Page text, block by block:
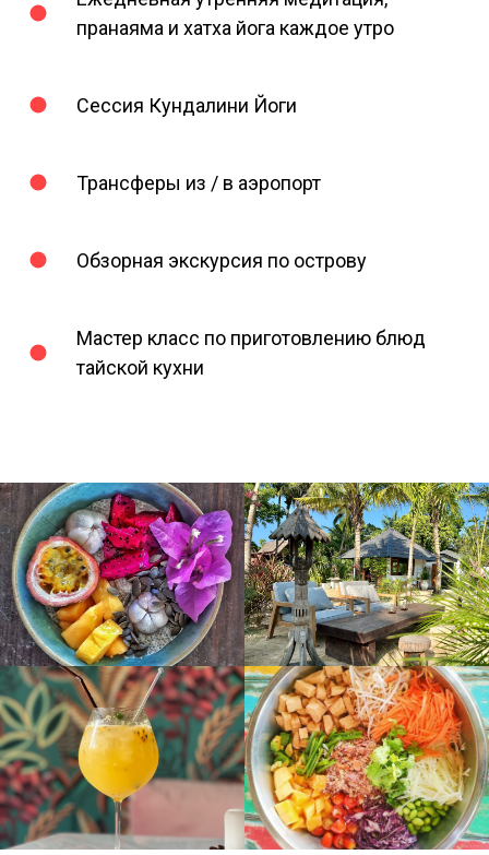
пранаяма и хатха йога каждое утро
Сессия Кундалини Йоги
Трансферы из / в аэропорт
Обзорная экскурсия по острову
Мастер класс по приготовлению блюд
тайской кухни